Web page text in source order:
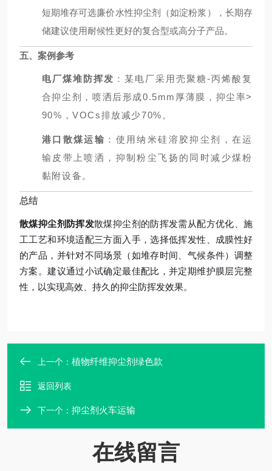
短期堆存可选廉价水性抑尘剂（如淀粉浆），长期存
储建议使用耐候性更好的复合型或高分子产品。
五、案例参考
电厂煤堆防挥发 ：某电厂采用壳聚糖-丙烯酸复
合抑尘剂，喷洒后形成0.5mm厚薄膜，抑尘率>
90%，VOCs排放减少70%。
港口散煤运输 ：使用纳米硅溶胶抑尘剂，在运
输皮带上喷洒，抑制粉尘飞扬的同时减少煤粉
黏附设备。
总结
散煤抑尘剂防挥发散煤抑尘剂的防挥发需从配方优化、施
工工艺和环境适配三方面入手，选择低挥发性、成膜性好
的产品，并针对不同场景（如堆存时间、气候条件）调整
方案。建议通过小试确定最佳配比，并定期维护膜层完整
性，以实现高效、持久的抑尘防挥发效果。
上一个： 植物纤维抑尘剂绿色款
返回列表
下一个： 抑尘剂火车运输
在线留言